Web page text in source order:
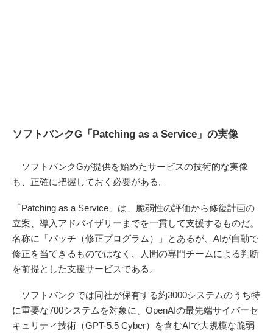
ソフトバンクG「Patching as a Service」の実像
ソフトバンクGが提供を始めたサービスの技術的な実像
も、正確に把握しておく必要がある。
「Patching as a Service」は、脆弱性の評価から修復計画の
立案、導入アドバイザリーまでを一貫して支援するものだ。
名称に「パッチ（修正プログラム）」とあるが、AIが自動で
修正を当てきるものではなく、人間の専門チームによる判断
を前提とした支援サービスである。
ソフトバンクでは同社が保有する約3000システムのうち特
に重要な700システムを対象に、OpenAIの最先端サイバーセ
キュリティ技術（GPT-5.5 Cyber）を含むAIで大規模な脆弱